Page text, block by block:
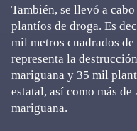
También, se llevó a
plantíos de droga. Es
mil metros cuadrados
representa la
mariguana y 35 mil
estatal, así como más
mariguana.